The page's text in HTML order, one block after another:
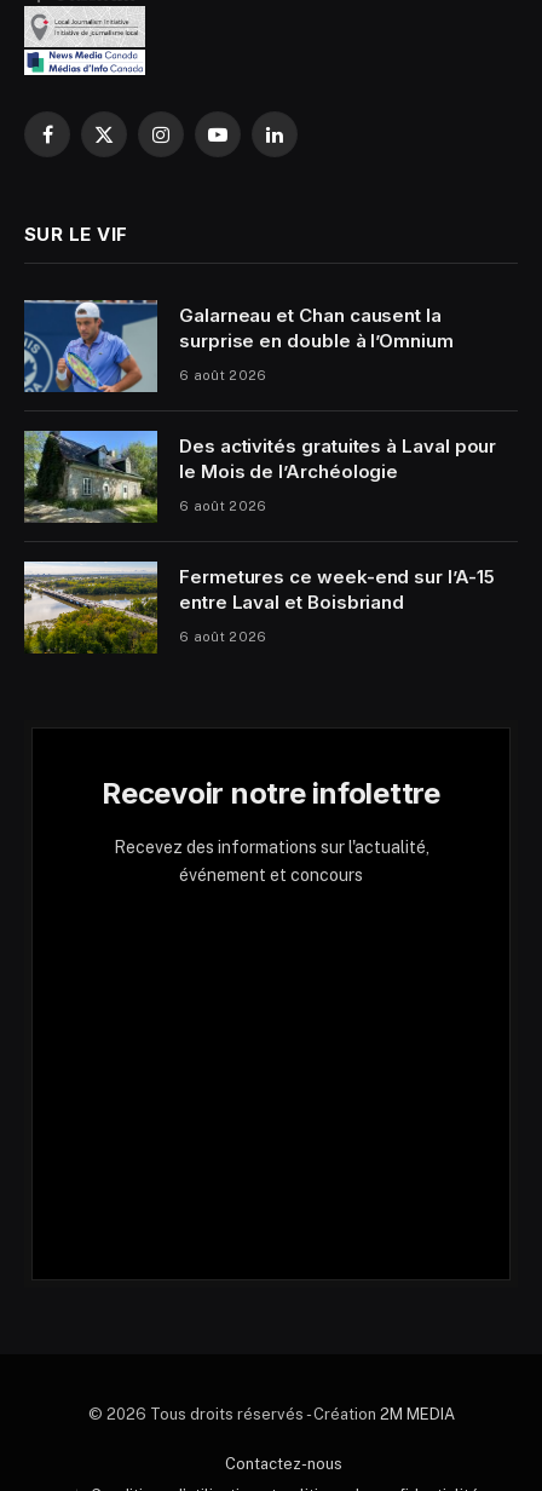
Facebook
X
InstagramYouTubeLinkedIn
SUR LE VIF
Galarneau et Chan causent la
surprise en double à l’Omnium
6 août 2026
Des activités gratuites à Laval pour
le Mois de l’Archéologie
6 août 2026
Fermetures ce week-end sur l’A-15
entre Laval et Boisbriand
6 août 2026
Recevoir notre infolettre
Recevez des informations sur l'actualité,
événement et concours
© 2026 Tous droits réservés - Création 2M MEDIA
Contactez-nous